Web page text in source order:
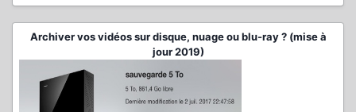
Archiver vos vidéos sur disque, nuage ou blu-ray ? (mise à
jour 2019)